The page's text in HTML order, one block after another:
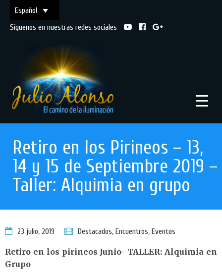
Español
Síguenos en nuestras redes sociales
Retiro en los Pirineos – 13,
14 y 15 de Septiembre 2019 –
Taller: Alquimia en grupo
23 julio, 2019 Destacados, Encuentros, Eventos
Retiro en los pirineos Junio- TALLER: Alquimia en
Grupo